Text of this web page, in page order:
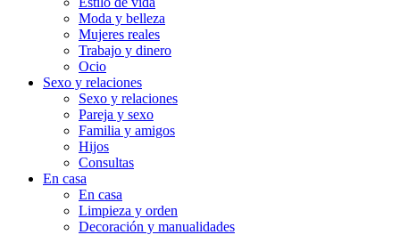
Moda y belleza
Mujeres reales
Trabajo y dinero
Ocio
Sexo y relaciones
Sexo y relaciones
Pareja y sexo
Familia y amigos
Hijos
Consultas
En casa
En casa
Limpieza y orden
Decoración y manualidades